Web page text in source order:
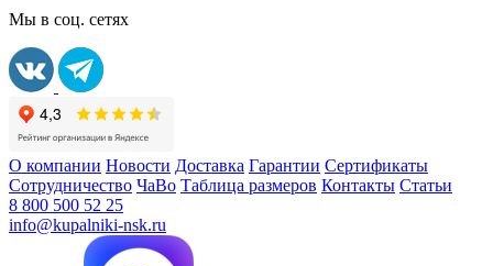
Мы в соц. сетях
О компании Новости Доставка Гарантии Сертификаты
Сотрудничество ЧаВо Таблица размеров Контакты Статьи
8 800 500 52 25
info@kupalniki-nsk.ru